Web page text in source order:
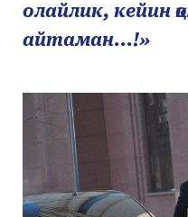
олайлик, кейин
айтаман...!»